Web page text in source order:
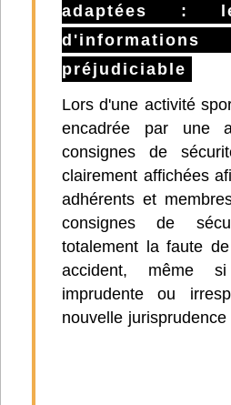
adaptées :
préjudiciable
Lors d'une activité
encadrée par une
consignes de
clairement affichées
adhérents et
consignes de
totalement la faute
accident, même
imprudente ou
nouvelle jurisprudence